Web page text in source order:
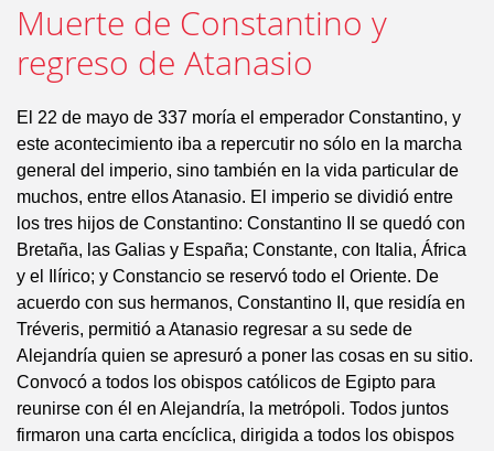
Muerte de Constantino y
regreso de Atanasio
El 22 de mayo de 337 moría el emperador Constantino, y
este acontecimiento iba a repercutir no sólo en la marcha
general del imperio, sino también en la vida particular de
muchos, entre ellos Atanasio. El imperio se dividió entre
los tres hijos de Constantino: Constantino II se quedó con
Bretaña, las Galias y España; Constante, con Italia, África
y el Ilírico; y Constancio se reservó todo el Oriente. De
acuerdo con sus hermanos, Constantino II, que residía en
Tréveris, permitió a Atanasio regresar a su sede de
Alejandría quien se apresuró a poner las cosas en su sitio.
Convocó a todos los obispos católicos de Egipto para
reunirse con él en Alejandría, la metrópoli. Todos juntos
firmaron una carta encíclica, dirigida a todos los obispos